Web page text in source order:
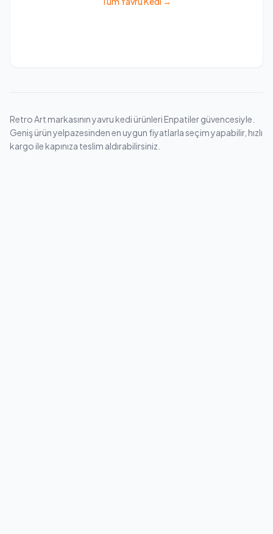
Retro Art markasının yavru kedi ürünleri Enpatiler güvencesiyle.
Geniş ürün yelpazesinden en uygun fiyatlarla seçim yapabilir, hızlı
kargo ile kapınıza teslim aldırabilirsiniz.